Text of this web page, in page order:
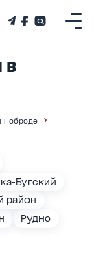
в
Бугский
район
Рудно